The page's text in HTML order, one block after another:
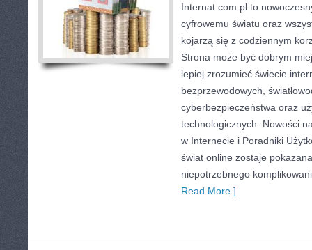
Internat.com.pl to
cyfrowemu światu oraz
kojarzą się z codziennym
Strona może być dobrym
lepiej zrozumieć świecie
bezprzewodowych,
cyberbezpieczeństwa oraz
technologicznych. Nowości
w Internecie i Poradniki
świat online zostaje
niepotrzebnego
Read More ]